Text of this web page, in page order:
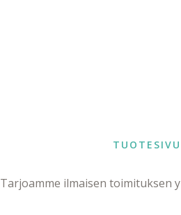
TUOTESIVU
Tarjoamme ilmaisen toimituksen